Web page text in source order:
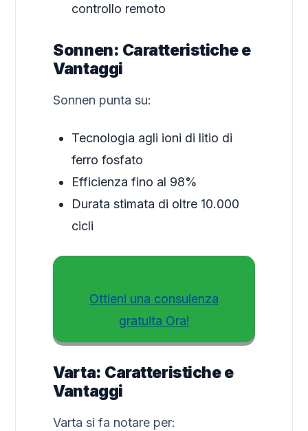
controllo remoto
Sonnen: Caratteristiche e
Vantaggi
Sonnen punta su:
Tecnologia agli ioni di litio di
ferro fosfato
Efficienza fino al 98%
Durata stimata di oltre 10.000
cicli
Ottieni una consulenza
gratuita Ora!
Varta: Caratteristiche e
Vantaggi
Varta si fa notare per: